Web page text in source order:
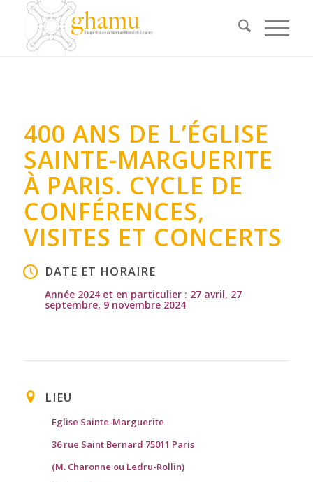
400 ANS DE L’ÉGLISE
SAINTE-MARGUERITE
À PARIS. CYCLE DE
CONFÉRENCES,
VISITES ET CONCERTS
DATE ET HORAIRE
Année 2024 et en particulier : 27 avril, 27
septembre, 9 novembre 2024
LIEU
Eglise Sainte-Marguerite
36 rue Saint Bernard 75011 Paris
(M. Charonne ou Ledru-Rollin)